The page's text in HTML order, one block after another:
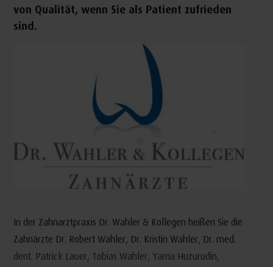
von Qualität, wenn Sie als Patient zufrieden
sind.
In der Zahnarztpraxis Dr. Wahler & Kollegen heißen Sie die
Zahnärzte Dr. Robert Wahler, Dr. Kristin Wahler, Dr. med.
dent. Patrick Lauer, Tobias Wahler, Yama Huzurudin,